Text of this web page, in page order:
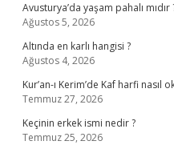
Avusturya’da yaşam pahalı mıdır
Ağustos 5, 2026
Altında en karlı hangisi ?
Ağustos 4, 2026
Kur’an-ı Kerim’de Kaf harfi nasıl
Temmuz 27, 2026
Keçinin erkek ismi nedir ?
Temmuz 25, 2026